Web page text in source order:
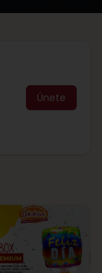
Únete